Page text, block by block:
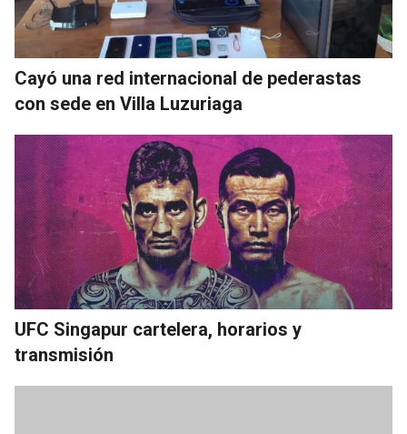
Cayó una red internacional de pederastas
con sede en Villa Luzuriaga
UFC Singapur cartelera, horarios y
transmisión